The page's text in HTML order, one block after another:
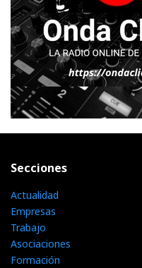
Secciones
Actualidad
Empresas
Trabajo
Asociaciones
Formación